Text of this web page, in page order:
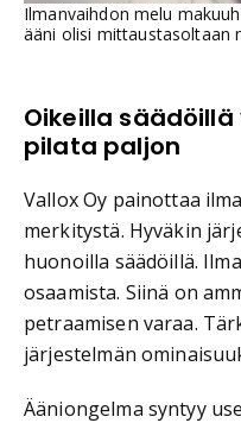
Ilmanvaihdon melu
ääni olisi mittaustasoltaan
Oikeilla
pilata paljon
Vallox Oy painottaa
merkitystä. Hyväkin
huonoilla säädöillä.
osaamista. Siinä on
petraamisen varaa.
järjestelmän
Ääniongelma syntyy